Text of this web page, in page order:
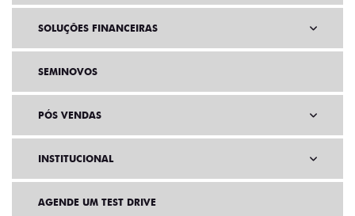
SOLUÇÕES FINANCEIRAS
SEMINOVOS
PÓS VENDAS
INSTITUCIONAL
AGENDE UM TEST DRIVE